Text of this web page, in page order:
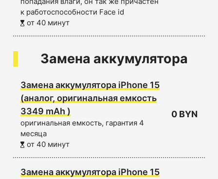
к работоспособности Face id
от 40 минут
Замена аккумулятора
Замена аккумулятора iPhone 15
(аналог, оригинальная емкость
3349 mAh )
оригинальная емкость, гарантия 4
месяца
от 40 минут
0 BYN
Замена аккумулятора iPhone 15